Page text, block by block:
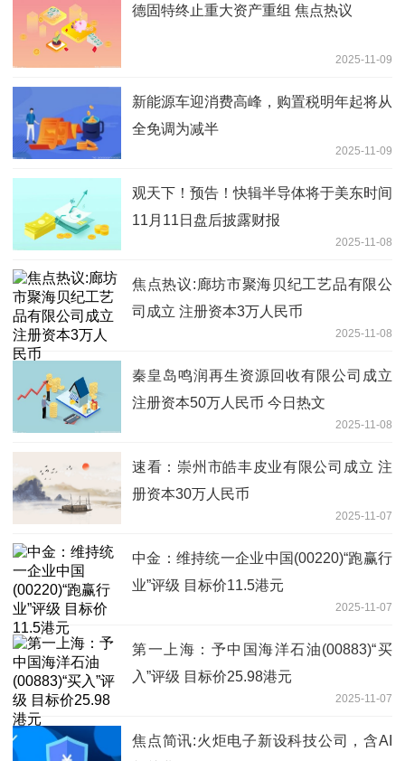
德固特终止重大资产重组 焦点热议
2025-11-09
新能源车迎消费高峰，购置税明年起将从
全免调为减半
2025-11-09
观天下！预告！快辑半导体将于美东时间
11月11日盘后披露财报
2025-11-08
焦点热议:廊坊市聚海贝纪工艺品有限公
司成立 注册资本3万人民币
2025-11-08
秦皇岛鸣润再生资源回收有限公司成立
注册资本50万人民币 今日热文
2025-11-08
速看：崇州市皓丰皮业有限公司成立 注
册资本30万人民币
2025-11-07
中金：维持统一企业中国(00220)“跑赢行
业”评级 目标价11.5港元
2025-11-07
第一上海：予中国海洋石油(00883)“买
入”评级 目标价25.98港元
2025-11-07
焦点简讯:火炬电子新设科技公司，含AI